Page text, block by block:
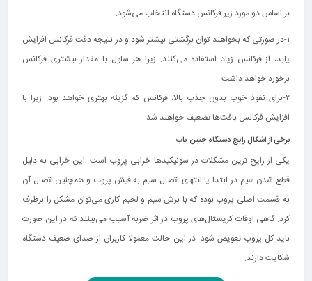
بر اساس دو مورد زیر فرکانس دستگاه انتخاب می‌شود.
۱-در صورتی که بخواهند توان برگشتی بیشتر شود و در نتیجه دقت فرکانس افزایش
یابد، از فرکانس زیاد استفاده می‌کنند. زیرا هر سلول با مقدار بیشتری فرکانس
برخورد خواهد داشت.
۲-برای نفوذ خوب بدون جذب بالا، فرکانس کم گزینه بهتری خواهد بود. زیرا با
افزایش فرکانس بافت‌ها تضعیف خواهند شد.
برخی از اشکال رایج دستگاه جنین یاب
یکی از رایج ترین مشکلات در سونیکیدها خرابی پروب است. این خرابی به دلیل
قطع شدن سیم در ابتدا یا انتهای اتصال سیم به فیش پروب و همچنین اتصال آن
به قسمت اصلی پروب بوده که با برش سیم و لحیم کاری می‌توان مشکل را برطرف
کرد. گاهی اوقات کریستال‌های پروب در اثر ضربه آسیب می‌بینند که در این صورت
باید کل پروب تعویض شود. در این حالت معمولا کاربران از صدای ضعیف دستگاه
شکایت دارند.